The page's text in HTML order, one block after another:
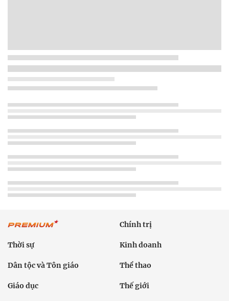
Chính trị
Thời sự Kinh doanh
Dân tộc và Tôn giáo Thể thao
Giáo dục Thế giới